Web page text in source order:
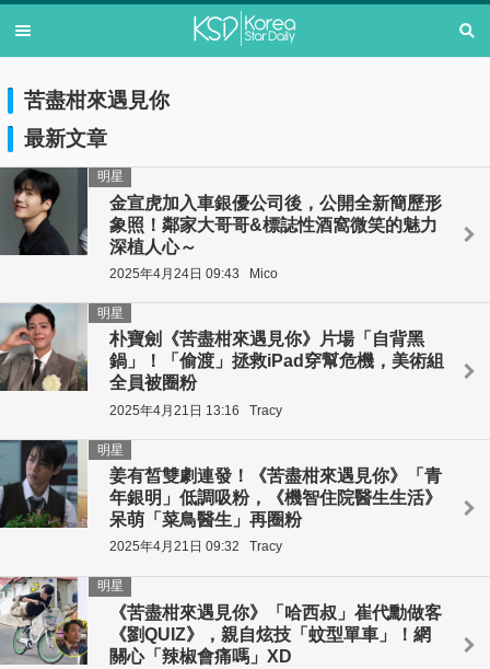
苦盡柑來遇見你
最新文章
金宣虎加入車銀優公司後，公開全新簡歷形
象照！鄰家大哥哥&標誌性酒窩微笑的魅力
深植人心～
明星
2025年4月24日 09:43 Mico
朴寶劍《苦盡柑來遇見你》片場「自背黑
鍋」！「偷渡」拯救iPad穿幫危機，美術組
全員被圈粉
明星
2025年4月21日 13:16 Tracy
姜有皙雙劇連發！《苦盡柑來遇見你》「青
年銀明」低調吸粉，《機智住院醫生生活》
呆萌「菜鳥醫生」再圈粉
明星
2025年4月21日 09:32 Tracy
《苦盡柑來遇見你》「哈西叔」崔代勳做客
《劉QUIZ》，親自炫技「蚊型單車」！網
關心「辣椒會痛嗎」XD
明星